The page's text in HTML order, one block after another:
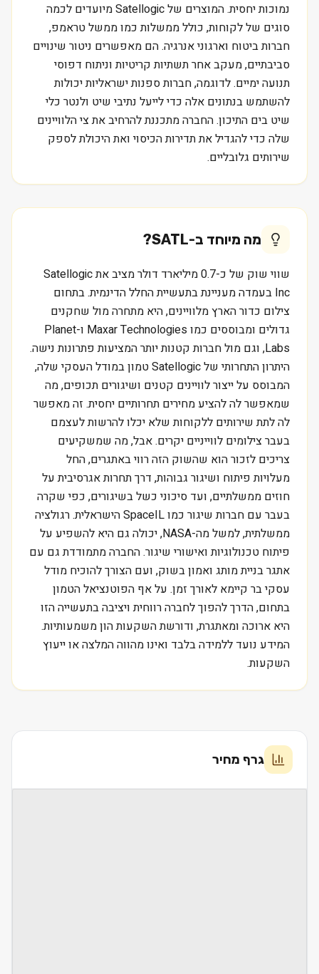
נמוכות יחסית. המוצרים של Satellogic מיועדים לכמה
סוגים של לקוחות, כולל ממשלות כמו ממשל טראמפ,
חברות ביטוח וארגוני אנרגיה. הם מאפשרים ניטור שינויים
סביבתיים, מעקב אחר תשתיות קריטיות וניתוח דפוסי
תנועה ימיים. לדוגמה, חברות ספנות ישראליות יכולות
להשתמש בנתונים אלה כדי לייעל נתיבי שיט ולנטר כלי
שיט בים התיכון. החברה מתכננת להרחיב את צי הלוויינים
שלה כדי להגדיל את תדירות הכיסוי ואת היכולת לספק
שירותים גלובליים.
מה מיוחד ב-SATL
?
שווי שוק של כ-0.7 מיליארד דולר מציב את Satellogic
Inc בעמדה מעניינת בתעשיית החלל הדינמית. בתחום
צילום כדור הארץ מלוויינים, היא מתחרה מול שחקנים
גדולים ומבוססים כמו Maxar Technologies ו-Planet
Labs, וגם מול חברות קטנות יותר המציעות פתרונות נישה.
היתרון התחרותי של Satellogic טמון במודל העסקי שלה,
המבוסס על ייצור לוויינים קטנים ושיגורים תכופים, מה
שמאפשר לה להציע מחירים תחרותיים יחסית. זה מאפשר
לה לתת שירותים ללקוחות שלא יכלו להרשות לעצמם
בעבר צילומים לווייניים יקרים. אבל, מה שמשקיעים
צריכים לזכור הוא שהשוק הזה רווי באתגרים, החל
מעלויות פיתוח ושיגור גבוהות, דרך תחרות אגרסיבית על
חוזים ממשלתיים, ועד סיכוני כשל בשיגורים, כפי שקרה
בעבר עם חברות שיגור כמו SpaceIL הישראלית. רגולציה
ממשלתית, למשל מה-NASA, יכולה גם היא להשפיע על
פיתוח טכנולוגיות ואישורי שיגור. החברה מתמודדת גם עם
אתגר בניית מותג ואמון בשוק, ועם הצורך להוכיח מודל
עסקי בר קיימא לאורך זמן. על אף הפוטנציאל הטמון
בתחום, הדרך להפוך לחברה רווחית ויציבה בתעשייה הזו
היא ארוכה ומאתגרת, ודורשת השקעות הון משמעותיות.
המידע נועד ללמידה בלבד ואינו מהווה המלצה או ייעוץ
השקעות.
גרף מחיר